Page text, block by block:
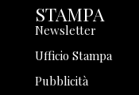
STAMPA
Newsletter
Ufficio Stampa
Pubblicità